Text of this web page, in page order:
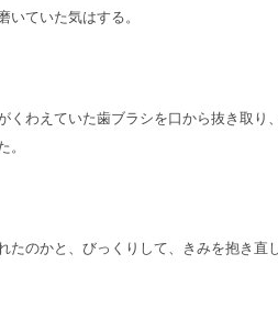
いていた気はする。
くわえていた歯ブラシを口から抜き取り
たのかと、びっくりして、きみを抱き直